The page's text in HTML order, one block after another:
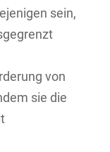
sein,
von
sie die